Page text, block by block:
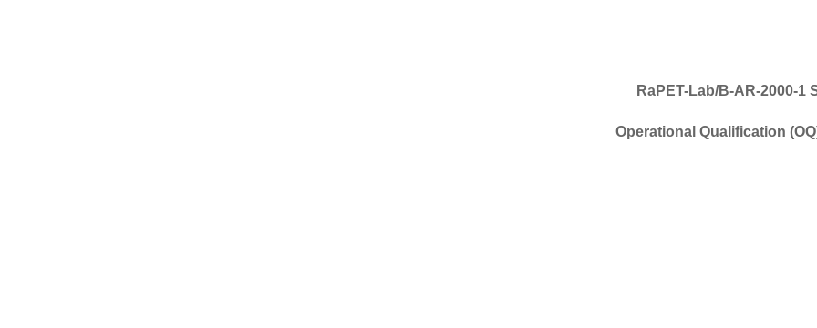
RaPET-Lab/B-AR-2000-1
Operational Qualification